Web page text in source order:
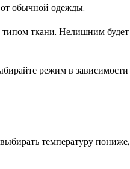
обычной одежды.
ткани. Нелишним
режим в
температуру